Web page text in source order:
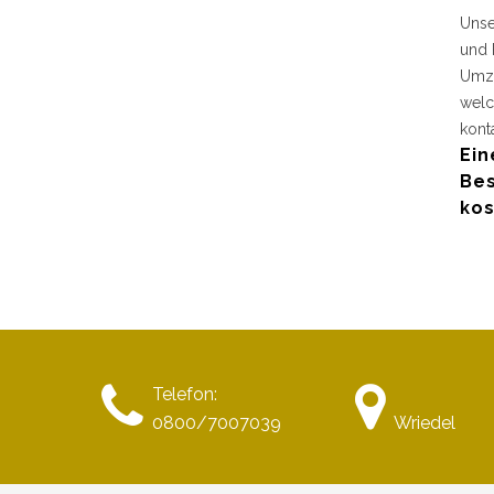
und
Telefon:
0800/7007039
Wriedel